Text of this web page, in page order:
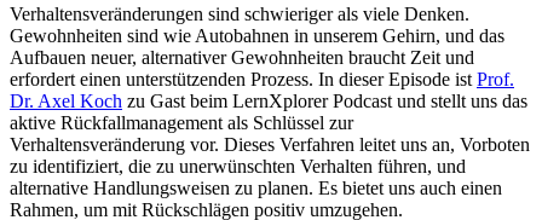
Verhaltensveränderungen sind schwieriger als viele Denken.
Gewohnheiten sind wie Autobahnen in unserem Gehirn, und das
Aufbauen neuer, alternativer Gewohnheiten braucht Zeit und
erfordert einen unterstützenden Prozess. In dieser Episode ist Prof.
Dr. Axel Koch zu Gast beim LernXplorer Podcast und stellt uns das
aktive Rückfallmanagement als Schlüssel zur
Verhaltensveränderung vor. Dieses Verfahren leitet uns an, Vorboten
zu identifiziert, die zu unerwünschten Verhalten führen, und
alternative Handlungsweisen zu planen. Es bietet uns auch einen
Rahmen, um mit Rückschlägen positiv umzugehen.